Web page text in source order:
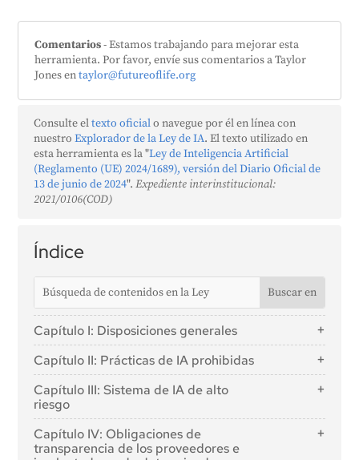
Índice
Capítulo I: Disposiciones generales
Artículo 1: Objeto
Artículo 2: Ámbito de aplicación
Artículo 3: Definiciones
Artículo 4: Alfabetización en IA
Capítulo II: Prácticas de IA prohibidas
Artículo 5: Prácticas de IA prohibidas
Capítulo III: Sistema de IA de alto
riesgo
Sección 1: Clasificación de los sistemas de IA como
de alto riesgo
Capítulo IV: Obligaciones de
transparencia de los proveedores e
Comentarios- Estamos trabajando para mejorar esta
herramienta. Por favor, envíe sus comentarios a Taylor
Jones entaylor@futureoflife.org
Consulte eltexto oficialo navegue por él en línea con
nuestroExplorador de la Ley de IA. El texto utilizado en
esta herramienta es la "Ley de Inteligencia Artificial
(Reglamento (UE) 2024/1689), versión del Diario Oficial de
13 de junio de 2024".Expediente interinstitucional:
2021/0106(COD)